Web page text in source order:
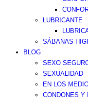
LUBRICANTE
SÁBANAS
BLOG
SEXO
SEXUALIDAD
EN LOS
CONDONES Y